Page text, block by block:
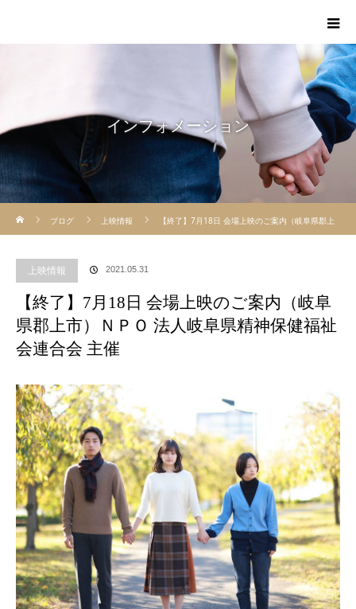
インフォメーション
ブログ
上映情報 【終了】7月18日 会場上映のご案内（岐阜県郡上
上映情報 2021.05.31
【終了】7月18日 会場上映のご案内（岐阜
県郡上市）ＮＰＯ 法人岐阜県精神保健福祉
会連合会 主催